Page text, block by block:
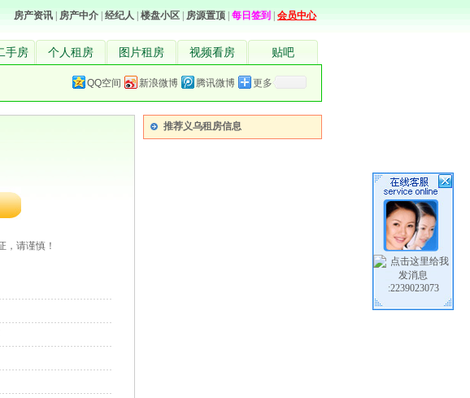
房产资讯 房产中介 经纪人 楼盘小区 房源置顶 每日签到 会员中心
手房 个人租房 图片租房 视频看房 贴吧
QQ空间 新浪微博 腾讯微博 更多
，请谨慎！
推荐义乌租房信息
:2239023073